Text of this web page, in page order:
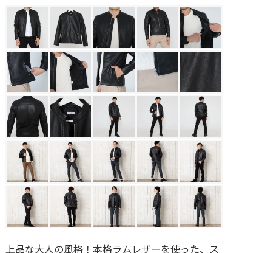
上品な大人の風格！本格ラムレザーを使った、ス